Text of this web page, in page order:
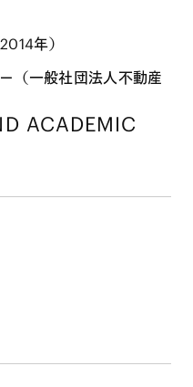
年）
（一般社団法人不動産
ACADEMIC